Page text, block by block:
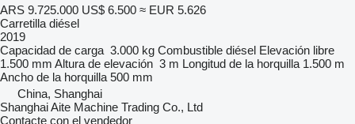
ARS 9.725.000 US$ 6.500 ≈ EUR 5.626
Carretilla diésel
2019
Capacidad de carga 3.000 kg Combustible diésel Elevación libre
1.500 mm Altura de elevación 3 m Longitud de la horquilla 1.500 m
Ancho de la horquilla 500 mm
China, Shanghai
Shanghai Aite Machine Trading Co., Ltd
Contacte con el vendedor